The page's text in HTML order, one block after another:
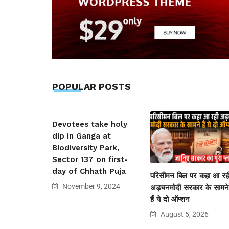
POPULAR POSTS
Devotees take holy
dip in Ganga at
Biodiversity Park,
Sector 137 on first-
day of Chhath Puja
November 9, 2024
परिसीमन बिल पर कहा आ
अड़चनमोदी सरकार के सामने
हैं ये दो ऑप्शन
August 5, 2026